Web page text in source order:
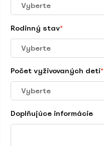
Rodinný stav*
Počet vyživovaných detí*
Doplňujúce informácie